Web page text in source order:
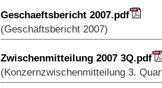
Geschaeftsbericht 2007.pdf
(Geschäftsbericht 2007)
Zwischenmitteilung 2007 3Q.pdf
(Konzernzwischenmitteilung 3.